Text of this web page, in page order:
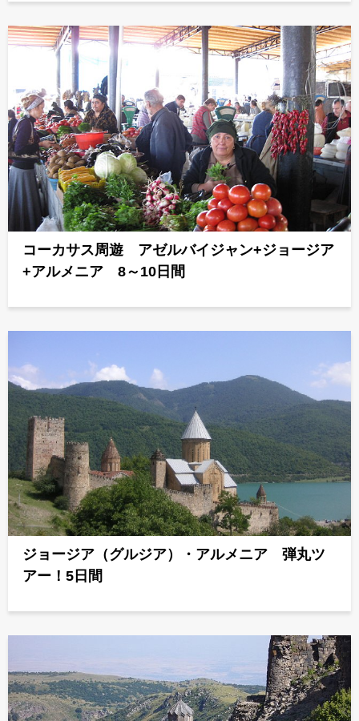
コーカサス周遊 アゼルバイジャン+ジョージア
+アルメニア 8～10日間
ジョージア（グルジア）・アルメニア 弾丸ツ
アー！5日間